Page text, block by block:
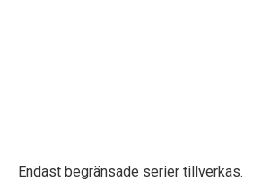
Endast begränsade serier tillverkas.